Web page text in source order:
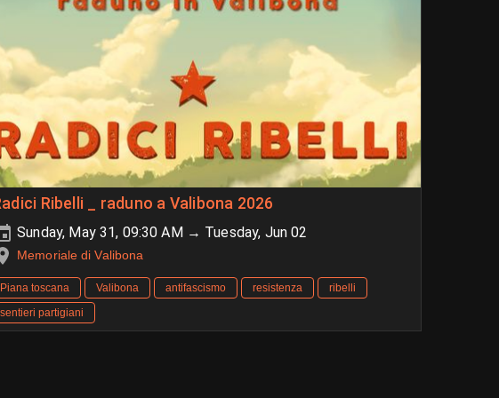
Ribelli _ raduno a Valibona 2026
Sunday, May 31, 09:30 AM → Tuesday, Jun 02
Memoriale di Valibona
Piana toscana Valibona antifascismo resistenza
ribelli
sentieri partigiani